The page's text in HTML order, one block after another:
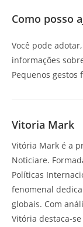
Como posso
Você pode
informações
Pequenos gestos
Vitoria Mark
Vitória Mark é a
Noticiare.
Políticas
fenomenal
globais. Com
Vitória destaca-